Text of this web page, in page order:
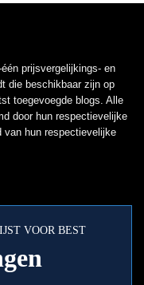
prijsvergelijkings- en
die beschikbaar zijn op
toegevoegde blogs. Alle
door hun respectievelijke
van hun respectievelijke
VOOR BEST